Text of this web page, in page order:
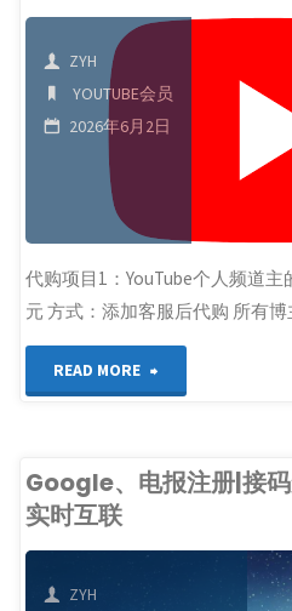
ZYH
YOUTUBE会员
2026年6月2日
代购项目1：YouTube个人频道
元 方式：添加客服后代购 所有
READ MORE
员
Google、电报注册|接
实时互联
ZYH